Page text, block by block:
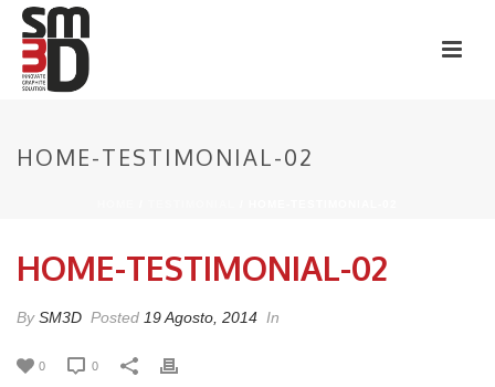
HOME-TESTIMONIAL-02
HOME-TESTIMONIAL-02
BySM3D Posted 19 Agosto, 2014 In
0 0